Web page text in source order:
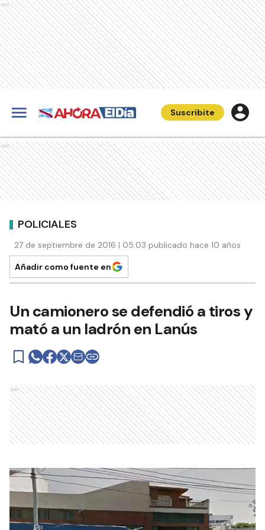
Ads
Suscribite
Ads
POLICIALES
27 de septiembre de 2016 | 05:03 publicado hace 10 años
Añadir como fuente en
Un camionero se defendió a tiros y
mató a un ladrón en Lanús
Ads